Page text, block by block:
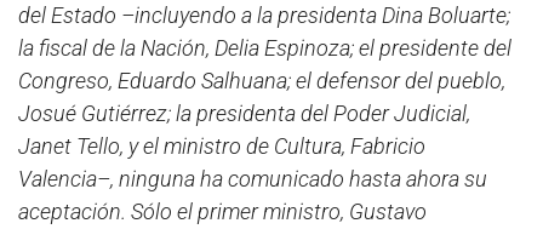
del Estado –incluyendo a la presidenta Dina Boluarte;
la fiscal de la Nación, Delia Espinoza; el presidente del
Congreso, Eduardo Salhuana; el defensor del pueblo,
Josué Gutiérrez; la presidenta del Poder Judicial,
Janet Tello, y el ministro de Cultura, Fabricio
Valencia–, ninguna ha comunicado hasta ahora su
aceptación. Sólo el primer ministro, Gustavo